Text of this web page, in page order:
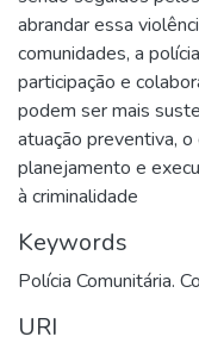
abrandar essa
comunidades, a
participação e
podem ser mais
atuação preventiva,
planejamento e
à criminalidade
Keywords
Polícia Comunitária.
URI